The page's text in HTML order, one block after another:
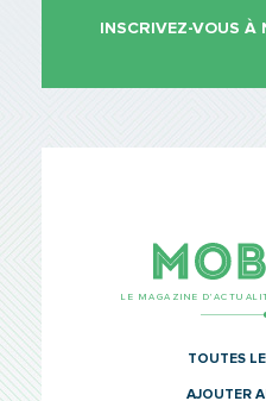
INSCRIVEZ-VOUS À
LE MAGAZINE
TOUTES
AJOUTER